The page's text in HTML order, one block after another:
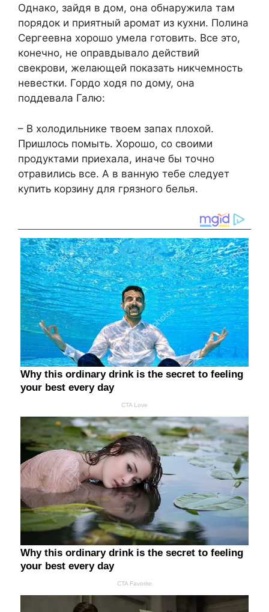
Однако, зайдя в дом, она обнаружила там
порядок и приятный аромат из кухни. Полина
Сергеевна хорошо умела готовить. Все это,
конечно, не оправдывало действий
свекрови, желающей показать никчемность
невестки. Гордо ходя по дому, она
поддевала Галю:
– В холодильнике твоем запах плохой.
Пришлось помыть. Хорошо, со своими
продуктами приехала, иначе бы точно
отравились все. А в ванную тебе следует
купить корзину для грязного белья.